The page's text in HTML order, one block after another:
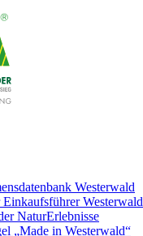
Westerwald
Westerwald
NaturErlebnisse
„Made in Westerwald“